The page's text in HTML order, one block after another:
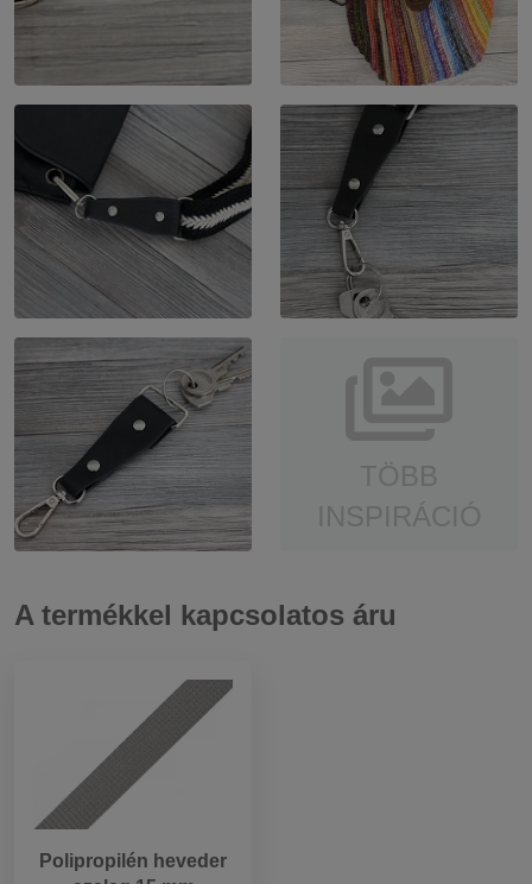
A termékkel kapcsolatos áru
Polipropilén heveder